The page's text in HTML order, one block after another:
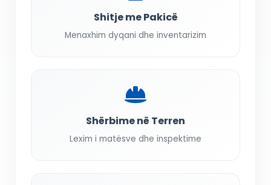
Shitje me Pakicë
Menaxhim dyqani dhe inventarizim
Shërbime në Terren
Lexim i matësve dhe inspektime